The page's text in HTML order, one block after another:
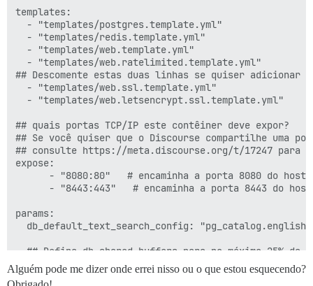
templates:
  - "templates/postgres.template.yml"
  - "templates/redis.template.yml"
  - "templates/web.template.yml"
  - "templates/web.ratelimited.template.yml"
## Descomente estas duas linhas se quiser adicionar
  - "templates/web.ssl.template.yml"
  - "templates/web.letsencrypt.ssl.template.yml"
## quais portas TCP/IP este contêiner deve expor?
## Se você quiser que o Discourse compartilhe uma
## consulte https://meta.discourse.org/t/17247 para
expose:
- "8080:80"   # encaminha a porta 8080 do host
- "8443:443"   # encaminha a porta 8443 do
params:
  db_default_text_search_config: "pg_catalog.english"
## Defina db_shared_buffers para no máximo 25% da
## será definido automaticamente pelo bootstrap
  db_shared_buffers: "128MB"
Alguém pode me dizer onde errei nisso ou o que estou esquecendo?